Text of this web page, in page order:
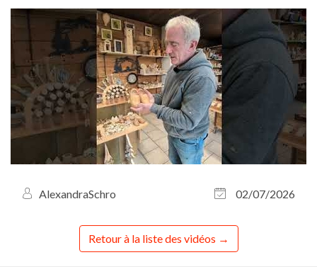
AlexandraSchro 02/07/2026
Retour à la liste des vidéos